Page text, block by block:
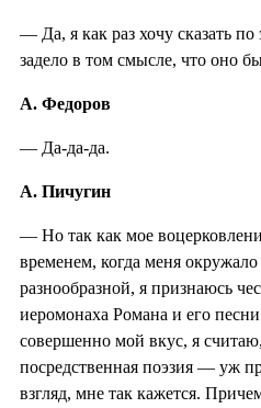
— Да, я как раз хочу сказать
задело в том смысле, что оно
А. Федоров
— Да-да-да.
А. Пичугин
— Но так как мое
временем, когда меня
разнообразной, я признаюсь
иеромонаха Романа и его
совершенно мой вкус, я
посредственная поэзия — уж
взгляд, мне так кажется.